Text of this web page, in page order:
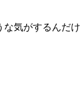
気がするんだ